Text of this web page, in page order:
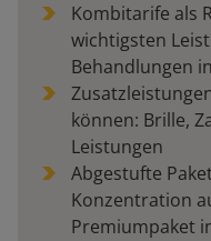
Kombitarife als
wichtigsten
Behandlungen
können: Brille,
Leistungen
Abgestufte
Konzentration
Premiumpaket